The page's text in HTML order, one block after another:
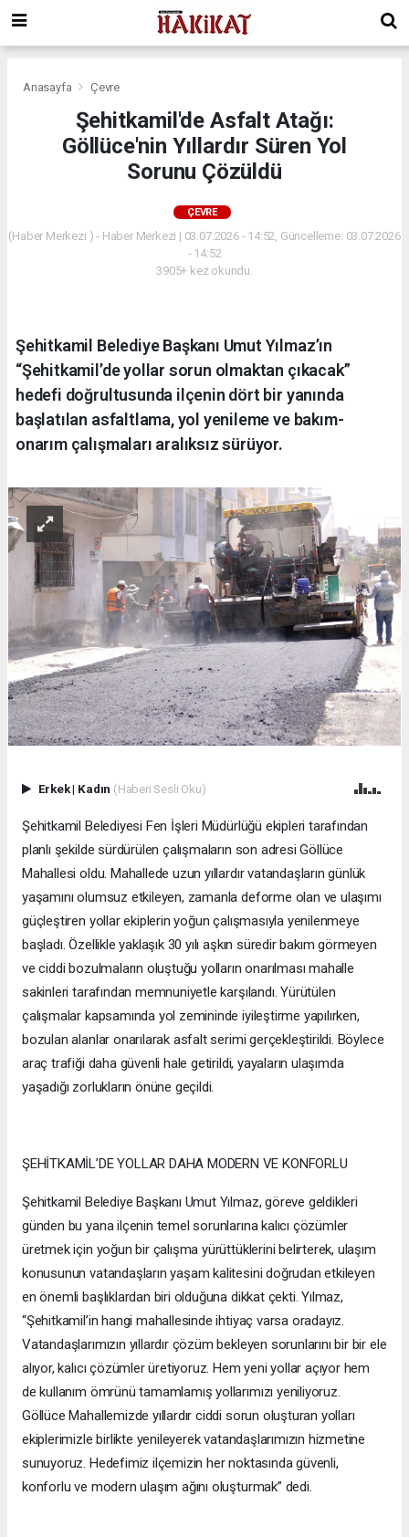
Anasayfa Çevre
Şehitkamil'de Asfalt Atağı:
Göllüce'nin Yıllardır Süren Yol
Sorunu Çözüldü
ÇEVRE
(Haber Merkezi ) - Haber Merkezi | 03.07.2026 - 14:52, Güncelleme: 03.07.2026
- 14:52
3905+ kez okundu.
Şehitkamil Belediye Başkanı Umut Yılmaz’ın
“Şehitkamil’de yollar sorun olmaktan çıkacak”
hedefi doğrultusunda ilçenin dört bir yanında
başlatılan asfaltlama, yol yenileme ve bakım-
onarım çalışmaları aralıksız sürüyor.
Erkek| Kadın (Haberi Sesli Oku)
Şehitkamil Belediyesi Fen İşleri Müdürlüğü ekipleri tarafından
planlı şekilde sürdürülen çalışmaların son adresi Göllüce
Mahallesi oldu. Mahallede uzun yıllardır vatandaşların günlük
yaşamını olumsuz etkileyen, zamanla deforme olan ve ulaşımı
güçleştiren yollar ekiplerin yoğun çalışmasıyla yenilenmeye
başladı. Özellikle yaklaşık 30 yılı aşkın süredir bakım görmeyen
ve ciddi bozulmaların oluştuğu yolların onarılması mahalle
sakinleri tarafından memnuniyetle karşılandı. Yürütülen
çalışmalar kapsamında yol zemininde iyileştirme yapılırken,
bozulan alanlar onarılarak asfalt serimi gerçekleştirildi. Böylece
araç trafiği daha güvenli hale getirildi, yayaların ulaşımda
yaşadığı zorlukların önüne geçildi.
ŞEHİTKAMİL’DE YOLLAR DAHA MODERN VE KONFORLU
Şehitkamil Belediye Başkanı Umut Yılmaz, göreve geldikleri
günden bu yana ilçenin temel sorunlarına kalıcı çözümler
üretmek için yoğun bir çalışma yürüttüklerini belirterek, ulaşım
konusunun vatandaşların yaşam kalitesini doğrudan etkileyen
en önemli başlıklardan biri olduğuna dikkat çekti. Yılmaz,
“Şehitkamil’in hangi mahallesinde ihtiyaç varsa oradayız.
Vatandaşlarımızın yıllardır çözüm bekleyen sorunlarını bir bir ele
alıyor, kalıcı çözümler üretiyoruz. Hem yeni yollar açıyor hem
de kullanım ömrünü tamamlamış yollarımızı yeniliyoruz.
Göllüce Mahallemizde yıllardır ciddi sorun oluşturan yolları
ekiplerimizle birlikte yenileyerek vatandaşlarımızın hizmetine
sunuyoruz. Hedefimiz ilçemizin her noktasında güvenli,
konforlu ve modern ulaşım ağını oluşturmak” dedi.